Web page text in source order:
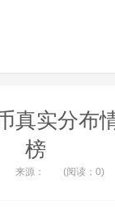
真实分布
榜
来源： (阅读：0)